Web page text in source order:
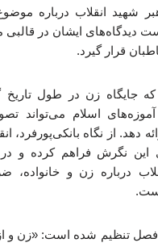
شهید انقلاب درباره
دیدگاه‌های ایشان در قالبی
قرار گیرد.
جایگاه زن در طول تاریخ
اسلام می‌تواند
دهد. از نگاه بانکی‌پورفرد،
این نگرش فراهم کرده و
درباره زن و خانواده،
تنظیم شده‌ است: «زن و